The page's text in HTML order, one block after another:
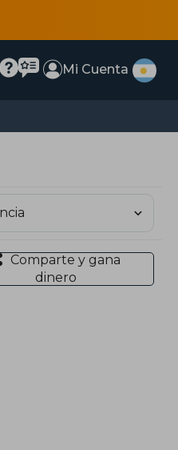
Mi Cuenta
Comparte y gana
dinero